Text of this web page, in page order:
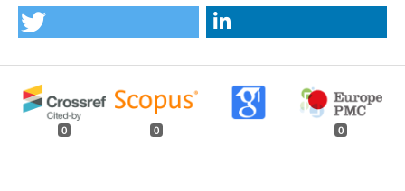
0 0 0